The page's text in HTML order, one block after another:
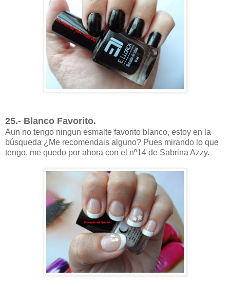
25.- Blanco Favorito.
Aun no tengo ningun esmalte favorito blanco, estoy en la
búsqueda ¿Me recomendais alguno? Pues mirando lo que
tengo, me quedo por ahora con el nº14 de Sabrina Azzy.